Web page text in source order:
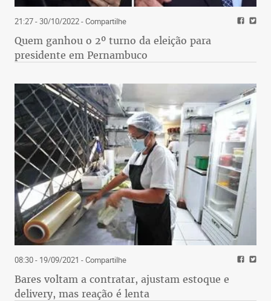
21:27 - 30/10/2022- Compartilhe
Quem ganhou o 2º turno da eleição para
presidente em Pernambuco
08:30 - 19/09/2021 - Compartilhe
Bares voltam a contratar, ajustam estoque e
delivery, mas reação é lenta